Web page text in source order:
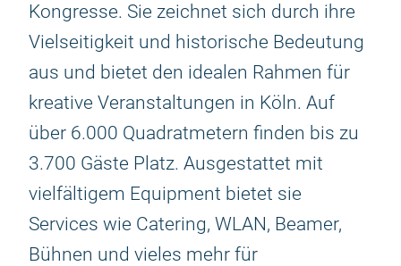
Kongresse. Sie zeichnet sich durch ihre
Vielseitigkeit und historische Bedeutung
aus und bietet den idealen Rahmen für
kreative Veranstaltungen in Köln. Auf
über 6.000 Quadratmetern finden bis zu
3.700 Gäste Platz. Ausgestattet mit
vielfältigem Equipment bietet sie
Services wie Catering, WLAN, Beamer,
Bühnen und vieles mehr für